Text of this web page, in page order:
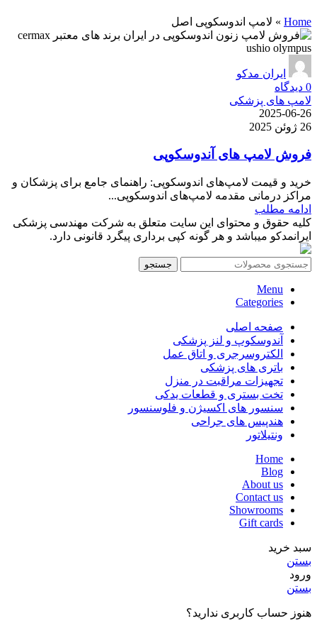
Home
» لامپ اندوسکوپی اصل
ایران مدکو
0 دیدگاه
لامپ های پزشکی
2025-06-26
26 ژوئن 2025
فروش لامپ های آندوسکوپی
خرید و قیمت لامپ‌های اندوسکوپی: راهنمای جامع برای پزشکان و
مراکز درمانی مقدمه لامپ‌های اندوسکوپی...
ادامه مطلب
کلیه حقوق و محتوای این سایت متعلق به شرکت مهندسی پزشکی
ایرانمدکو میباشد و هر گونه کپی برداری پیگرد قانونی دارد.
جستجو
Menu
Categories
صفحه اصلی
آندوسکوپ و لنز پزشکی
الکتروسرجری و اتاق عمل
باتری های پزشکی
تجهیزات مراقبت در منزل
تخت بستری و قطعات یدکی
سنسور های اکسیژن و فلوسنسور
هندپیس های جراحی
ونتیلاتور
Home
Blog
About us
Contact us
Showrooms
Gift cards
سبد خرید
بستن
ورود
بستن
هنوز حساب کاربری ندارید؟